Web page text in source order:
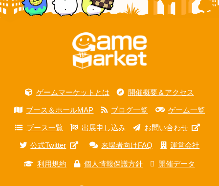
ゲームマーケットとは 開催概要＆アクセス
ブース＆ホールMAP ブログ一覧 ゲーム一覧
ブース一覧 出展申し込み お問い合わせ
公式Twitter 来場者向けFAQ 運営会社
利用規約 個人情報保護方針 開催データ